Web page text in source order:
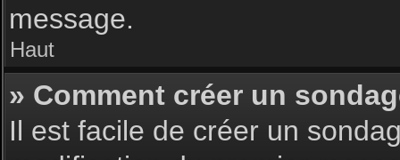
message.
Haut
» Comment créer un
Il est facile de créer un